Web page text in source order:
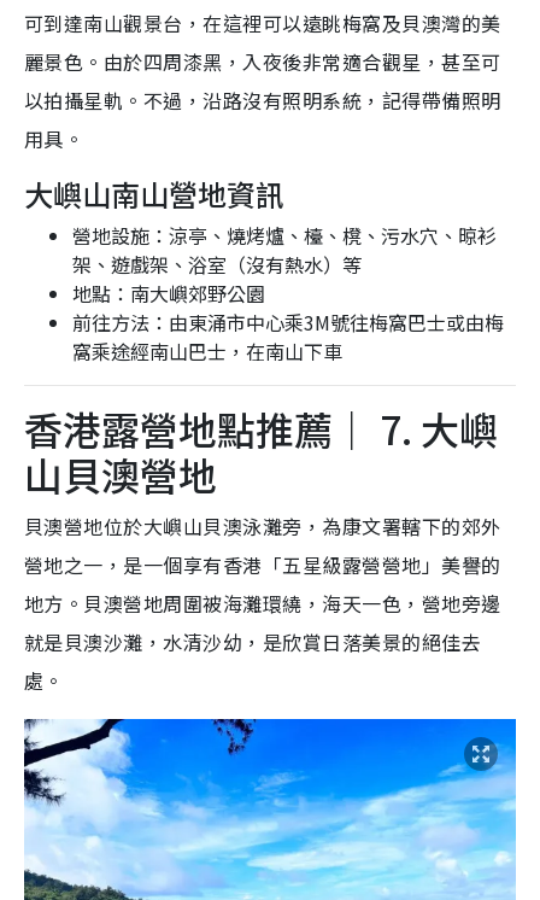
可到達南山觀景台，在這裡可以遠眺梅窩及貝澳灣的美
麗景色。由於四周漆黑，入夜後非常適合觀星，甚至可
以拍攝星軌。不過，沿路沒有照明系統，記得帶備照明
用具。
大嶼山南山營地資訊
營地設施：涼亭、燒烤爐、檯、櫈、污水穴、晾衫
架、遊戲架、浴室（沒有熱水）等
地點：南大嶼郊野公園
前往方法：由東涌市中心乘3M號往梅窩巴士或由梅
窩乘途經南山巴士，在南山下車
香港露營地點推薦｜ 7. 大嶼
山貝澳營地
貝澳營地位於大嶼山貝澳泳灘旁，為康文署轄下的郊外
營地之一，是一個享有香港「五星級露營營地」美譽的
地方。貝澳營地周圍被海灘環繞，海天一色，營地旁邊
就是貝澳沙灘，水清沙幼，是欣賞日落美景的絕佳去
處。